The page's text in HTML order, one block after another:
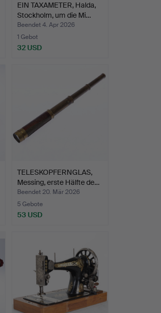
EIN TAXAMETER, Halda,
Stockholm, um die Mi…
Beendet 4. Apr 2026
1 Gebot
32 USD
TELESKOPFERNGLAS,
Messing, erste Hälfte de…
Beendet 20. Mär 2026
5 Gebote
53 USD